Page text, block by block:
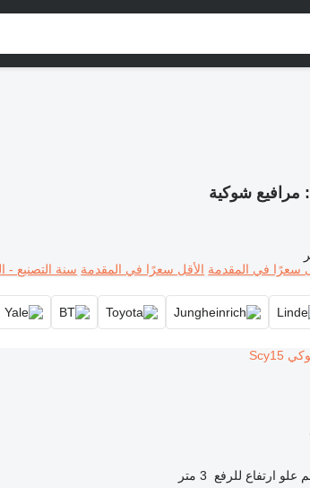
مرافيع شوكية
سعرًا في المقدمة الأقل سعرًا في المقدمة سنة التصنيع -
علو ارتفاع للرفع
3 متر